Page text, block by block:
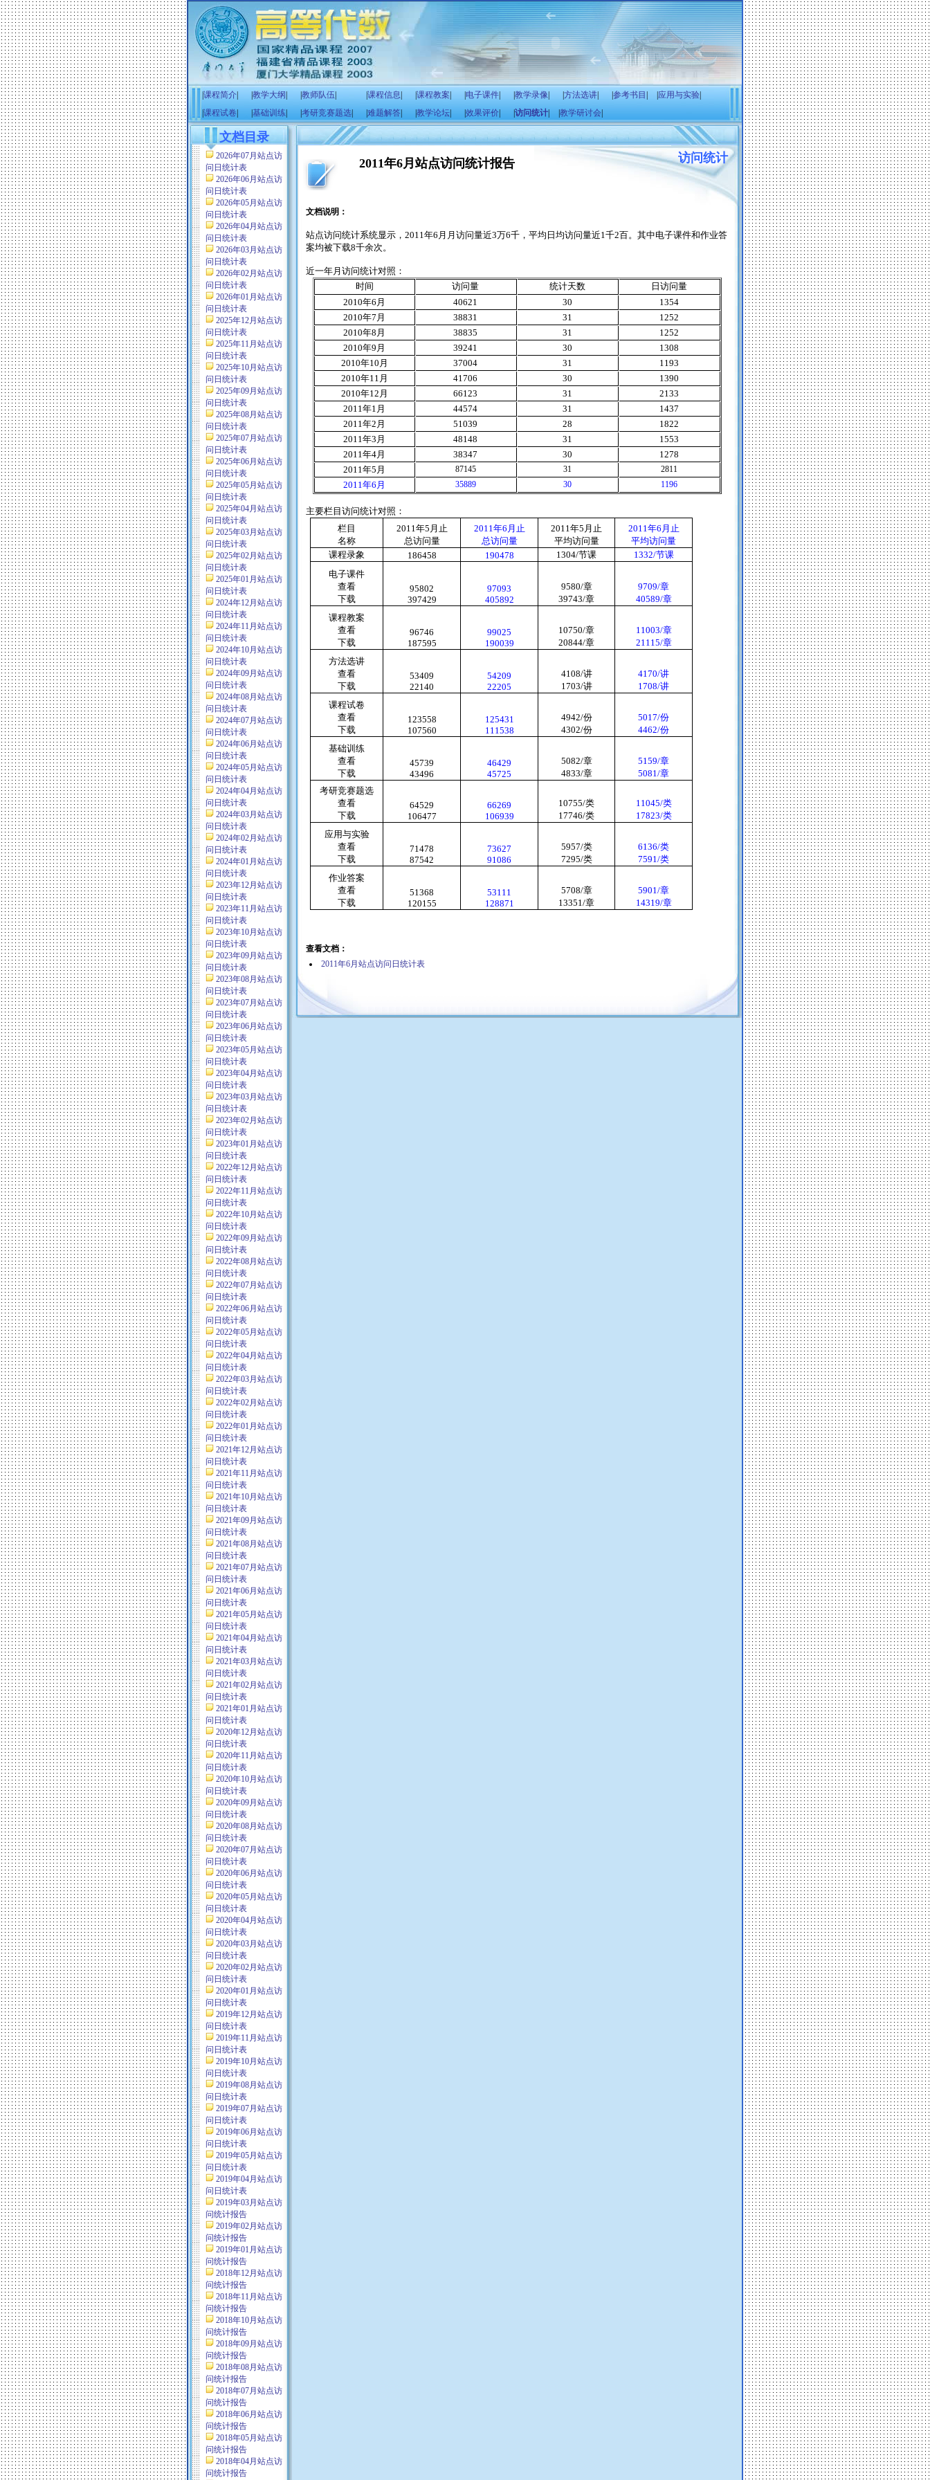
课程简介 教学大纲 教师队伍 课程信息 课程教案 电子课件 教学录像 方法选讲 参考书目 应用与实验
课程试卷 基础训练 考研竞赛题选 难题解答 教学论坛 效果评价 访问统计 教学研讨会
文档目录
2026年07月站点访
问日统计表
2026年06月站点访
问日统计表
2026年05月站点访
问日统计表
2026年04月站点访
问日统计表
2026年03月站点访
问日统计表
2026年02月站点访
问日统计表
2026年01月站点访
问日统计表
2025年12月站点访
问日统计表
2025年11月站点访
问日统计表
2025年10月站点访
问日统计表
2025年09月站点访
问日统计表
2025年08月站点访
问日统计表
2025年07月站点访
问日统计表
2025年06月站点访
问日统计表
2025年05月站点访
问日统计表
2025年04月站点访
问日统计表
2025年03月站点访
问日统计表
2025年02月站点访
问日统计表
2025年01月站点访
问日统计表
2024年12月站点访
问日统计表
2024年11月站点访
问日统计表
2024年10月站点访
问日统计表
2024年09月站点访
问日统计表
2024年08月站点访
问日统计表
2024年07月站点访
问日统计表
2024年06月站点访
问日统计表
2024年05月站点访
问日统计表
2024年04月站点访
问日统计表
2024年03月站点访
问日统计表
2024年02月站点访
问日统计表
2024年01月站点访
问日统计表
2023年12月站点访
问日统计表
2023年11月站点访
问日统计表
2023年10月站点访
问日统计表
2023年09月站点访
问日统计表
2023年08月站点访
问日统计表
2023年07月站点访
问日统计表
2023年06月站点访
问日统计表
2023年05月站点访
问日统计表
2023年04月站点访
问日统计表
2023年03月站点访
问日统计表
2023年02月站点访
问日统计表
2023年01月站点访
问日统计表
2022年12月站点访
问日统计表
2022年11月站点访
问日统计表
2022年10月站点访
问日统计表
2022年09月站点访
问日统计表
2022年08月站点访
问日统计表
2022年07月站点访
问日统计表
2022年06月站点访
问日统计表
2022年05月站点访
问日统计表
2022年04月站点访
问日统计表
2022年03月站点访
问日统计表
2022年02月站点访
问日统计表
2022年01月站点访
问日统计表
2021年12月站点访
问日统计表
2021年11月站点访
问日统计表
2021年10月站点访
问日统计表
2021年09月站点访
问日统计表
2021年08月站点访
问日统计表
2021年07月站点访
问日统计表
2021年06月站点访
问日统计表
2021年05月站点访
问日统计表
2021年04月站点访
问日统计表
2021年03月站点访
问日统计表
2021年02月站点访
问日统计表
2021年01月站点访
问日统计表
2020年12月站点访
问日统计表
2020年11月站点访
问日统计表
2020年10月站点访
问日统计表
2020年09月站点访
问日统计表
2020年08月站点访
问日统计表
2020年07月站点访
问日统计表
2020年06月站点访
问日统计表
2020年05月站点访
问日统计表
2020年04月站点访
问日统计表
2020年03月站点访
问日统计表
2020年02月站点访
问日统计表
2020年01月站点访
问日统计表
2019年12月站点访
问日统计表
2019年11月站点访
问日统计表
2019年10月站点访
问日统计表
2019年08月站点访
问日统计表
2019年07月站点访
问日统计表
2019年06月站点访
问日统计表
2019年05月站点访
问日统计表
2019年04月站点访
问日统计表
2019年03月站点访
问统计报告
2019年02月站点访
问统计报告
2019年01月站点访
问统计报告
2018年12月站点访
问统计报告
2018年11月站点访
问统计报告
2018年10月站点访
问统计报告
2018年09月站点访
问统计报告
2018年08月站点访
问统计报告
2018年07月站点访
问统计报告
2018年06月站点访
问统计报告
2018年05月站点访
问统计报告
2018年04月站点访
问统计报告
2011年6月站点访问统计报告 访问统计
文档说明：
站点访问统计系统显示， 2011年6 月月访问量近3万6千，平均日均访问量近1千2百。其中电子课件和作业答
案均被下载8千余次。
近一年月访问统计对照：
时间
访问量 统计天数
日访问量
2010年6 月 40621 30
1354
2010年7 月 38831 31
1252
2010年8 月 38835 31
1252
2010年9 月 39241 30
1308
2010年10 月 37004 31
1193
2010年11 月 41706 30
1390
2010年12 月 66123 31
2133
2011年1 月 44574 31
1437
2011年2 月 51039 28
1822
2011年3 月 48148 31
1553
2011年4月 38347 30
1278
2011年5 月 87145 31 2811
2011年6 月 35889 30 1196
主要栏目访问统计对照：
栏目
名称
2011年5 月止
总访问量
2011年6 月止
总访问量
2011年5 月止
平均访问量
2011年6 月止
平均访问量
课程录象
186458 190478 1304/节课 1332/节课
电子课件
查看
下载
95802
397429
97093
405892
9580/章
39743/章
9709/章
40589/章
课程教案
查看
下载
96746
187595
99025
190039
10750/章
20844/章
11003/章
21115/章
方法选讲
查看
下载
53409
22140
54209
22205
4108/讲
1703/讲
4170/讲
1708/讲
课程试卷
查看
下载
123558
107560
125431
111538
4942/份
4302/份
5017/份
4462/份
基础训练
查看
下载
45739
43496
46429
45725
5082/章
4833/章
5159/章
5081/章
考研竞赛题选
查看
下载
64529
106477
66269
106939
10755/类
17746/类
11045/类
17823/类
应用与实验
查看
下载
71478
87542
73627
91086
5957/类
7295/类
6136/类
7591/类
作业答案
查看
下载
51368
120155
53111
128871
5708/章
13351/章
5901/章
14319/章
查看文档：
2011年6月站点访问日统计表